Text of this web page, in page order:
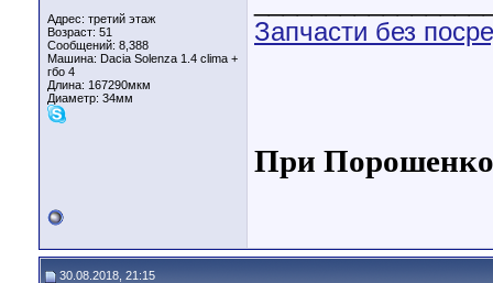
Адрес: третий этаж
Возраст: 51
Сообщений: 8,388
Машина: Dacia Solenza 1.4 clima +
гбо 4
Длина: 167290мкм
Диаметр: 34мм
Запчасти без
При Порошенко
30.08.2018, 21:15